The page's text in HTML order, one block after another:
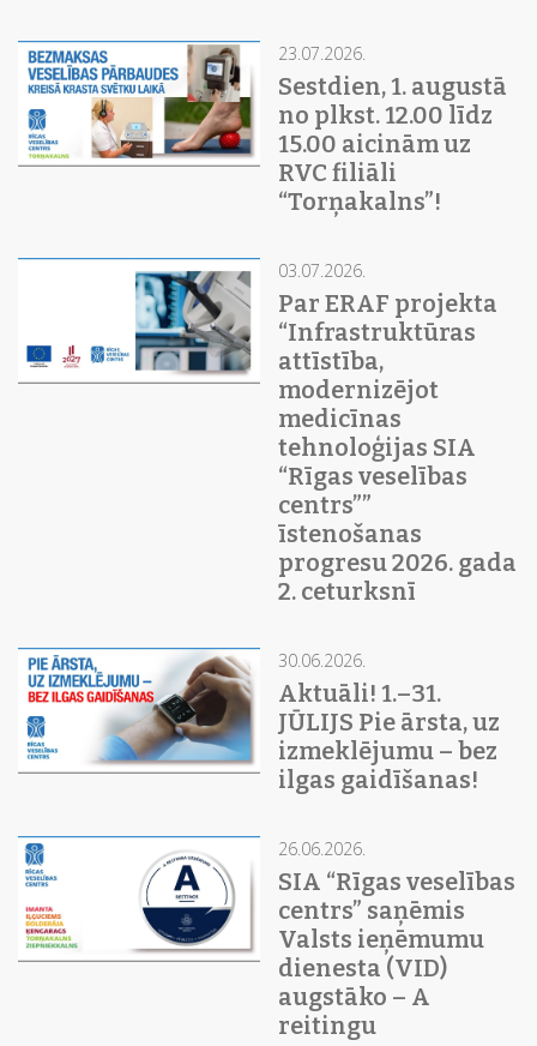
23.07.2026.
Sestdien, 1. augustā
no plkst. 12.00 līdz
15.00 aicinām uz
RVC filiāli
“Torņakalns”!
03.07.2026.
Par ERAF projekta
“Infrastruktūras
attīstība,
modernizējot
medicīnas
tehnoloģijas SIA
“Rīgas veselības
centrs””
īstenošanas
progresu 2026. gada
2. ceturksnī
30.06.2026.
Aktuāli! 1.–31.
JŪLIJS Pie ārsta, uz
izmeklējumu – bez
ilgas gaidīšanas!
26.06.2026.
SIA “Rīgas veselības
centrs” saņēmis
Valsts ieņēmumu
dienesta (VID)
augstāko – A
reitingu